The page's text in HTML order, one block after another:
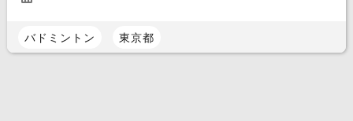
バドミントン 東京都